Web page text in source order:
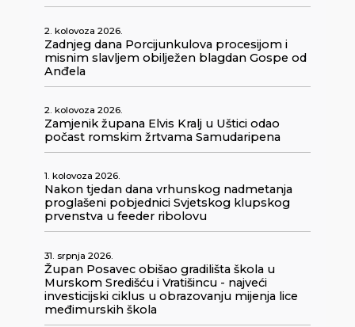
2. kolovoza 2026.
Zadnjeg dana Porcijunkulova procesijom i
misnim slavljem obilježen blagdan Gospe od
Anđela
2. kolovoza 2026.
Zamjenik župana Elvis Kralj u Uštici odao
počast romskim žrtvama Samudaripena
1. kolovoza 2026.
Nakon tjedan dana vrhunskog nadmetanja
proglašeni pobjednici Svjetskog klupskog
prvenstva u feeder ribolovu
31. srpnja 2026.
Župan Posavec obišao gradilišta škola u
Murskom Središću i Vratišincu - najveći
investicijski ciklus u obrazovanju mijenja lice
međimurskih škola